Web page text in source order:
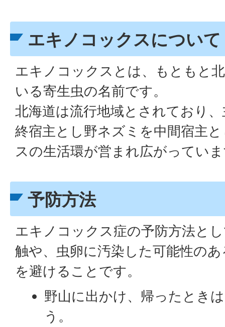
エキノコックスについて
エキノコックスとは、もともと
いる寄生虫の名前です。
北海道は流行地域とされており
終宿主とし野ネズミを中間宿主
スの生活環が営まれ広がってい
予防方法
エキノコックス症の予防方法と
触や、虫卵に汚染した可能性の
を避けることです。
野山に出かけ、帰ったとき
う。